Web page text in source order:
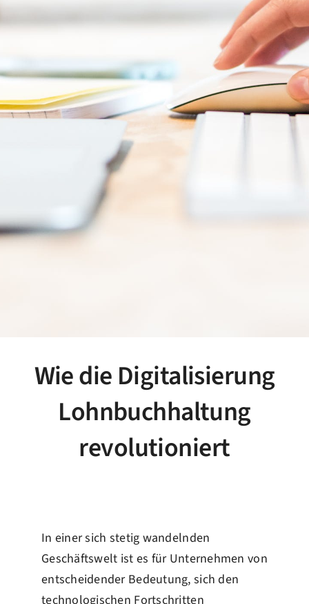
Wie die Digitalisierung
Lohnbuchhaltung
revolutioniert
In einer sich stetig wandelnden
Geschäftswelt ist es für Unternehmen von
entscheidender Bedeutung, sich den
technologischen Fortschritten